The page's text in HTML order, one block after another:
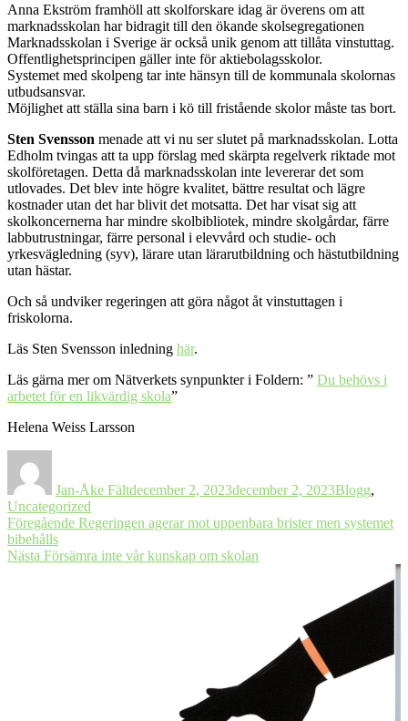
Anna Ekström framhöll att skolforskare idag är överens om att
marknadsskolan har bidragit till den ökande skolsegregationen
Marknadsskolan i Sverige är också unik genom att tillåta vinstuttag.
Offentlighetsprincipen gäller inte för aktiebolagsskolor.
Systemet med skolpeng tar inte hänsyn till de kommunala skolornas
utbudsansvar.
Möjlighet att ställa sina barn i kö till fristående skolor måste tas bort.
Sten Svensson menade att vi nu ser slutet på marknadsskolan. Lotta
Edholm tvingas att ta upp förslag med skärpta regelverk riktade mot
skolföretagen. Detta då marknadsskolan inte levererar det som
utlovades. Det blev inte högre kvalitet, bättre resultat och lägre
kostnader utan det har blivit det motsatta. Det har visat sig att
skolkoncernerna har mindre skolbibliotek, mindre skolgårdar, färre
labbutrustningar, färre personal i elevvård och studie- och
yrkesvägledning (syv), lärare utan lärarutbildning och hästutbildning
utan hästar.
Och så undviker regeringen att göra något åt vinstuttagen i
friskolorna.
Läs Sten Svensson inledning här.
Läs gärna mer om Nätverkets synpunkter i Foldern: ” Du behövs i
arbetet för en likvärdig skola”
Helena Weiss Larsson
Jan-Åke Fältdecember 2, 2023december 2, 2023Blogg,
Uncategorized
Inläggsnavigering
Föregående Föregående
Regeringen agerar mot uppenbara brister men systemet
bibehålls
Nästa Nästa
Försämra inte vår kunskap om skolan